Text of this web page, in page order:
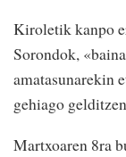
Kiroletik kanpo
Sorondok,
amatasunarekin
gehiago
Martxoaren 8ra